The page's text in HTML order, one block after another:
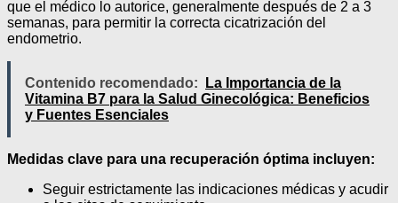
que el médico lo autorice, generalmente después de 2 a 3
semanas, para permitir la correcta cicatrización del
endometrio.
Contenido recomendado:
La Importancia de la
Vitamina B7 para la Salud Ginecológica: Beneficios
y Fuentes Esenciales
Medidas clave para una recuperación óptima incluyen:
Seguir estrictamente las indicaciones médicas y acudir